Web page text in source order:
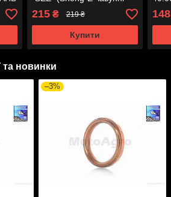
кільця) ТАЙАН
215₴ 219 ₴
Купити
148
та новинки
–3%